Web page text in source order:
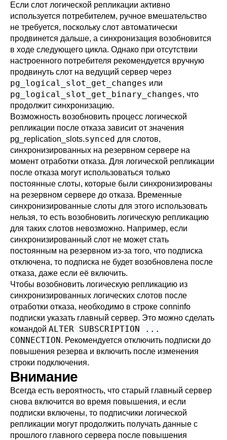
Если слот логической репликации активно
используется потребителем, ручное вмешательство
не требуется, поскольку слот автоматически
продвинется дальше, а синхронизация возобновится
в ходе следующего цикла. Однако при отсутствии
настроенного потребителя рекомендуется вручную
продвинуть слот на ведущий сервер через
pg_logical_slot_get_changes или
pg_logical_slot_get_binary_changes, что
продолжит синхронизацию.
Возможность возобновить процесс логической
репликации после отказа зависит от значения
pg_replication_slots.synced для слотов,
синхронизированных на резервном сервере на
момент отработки отказа. Для логической репликации
после отказа могут использоваться только
постоянные слоты, которые были синхронизированы
на резервном сервере до отказа. Временные
синхронизированные слоты для этого использовать
нельзя, то есть возобновить логическую репликацию
для таких слотов невозможно. Например, если
синхронизированный слот не может стать
постоянным на резервном из-за того, что подписка
отключена, то подписка не будет возобновлена после
отказа, даже если её включить.
Чтобы возобновить логическую репликацию из
синхронизированных логических слотов после
отработки отказа, необходимо в строке conninfo
подписки указать главный сервер. Это можно сделать
командой ALTER SUBSCRIPTION ...
CONNECTION. Рекомендуется отключить подписки до
повышения резерва и включить после изменения
строки подключения.
Внимание
Всегда есть вероятность, что старый главный сервер
снова включится во время повышения, и если
подписки включены, то подписчики логической
репликации могут продолжить получать данные с
прошлого главного сервера после повышения